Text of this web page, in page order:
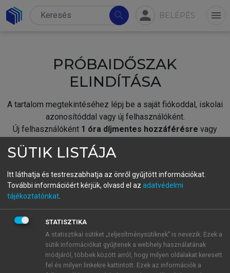
search person BELÉPÉS menu
PRÓBAIDŐSZAK
ELINDÍTÁSA
A tartalom megtekintéséhez lépj be a saját fiókoddal, iskolai
azonosítóddal vagy új felhasználóként.
Új felhasználóként 1 óra díjmentes hozzáférésre vagy
fiókoddal,vagy hozz létre új fiókot.
A regisztráció után apróbaidőszakautomatikusan
BELÉPÉS SAJÁT FIÓKKAL
ÚJ FIÓK LÉTREHOZÁSA
SÜTIK LISTÁJA
Itt láthatja és testreszabhatja az önről gyűjtött információkat.
További információért kérjük, olvasd el az adatvédelmi
tájékoztatónkat
STATISZTIKA
A statisztikai sütiket „teljesítménysütiknek” is nevezik. Ezek a
sütik információkat gyűjtenek a webhely használatának
módjáról, többek között arról, hogy milyen oldalakat keresett
fel és milyen linkekre kattintott. Ezek az információk a